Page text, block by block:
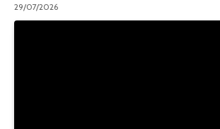
29/07/2026